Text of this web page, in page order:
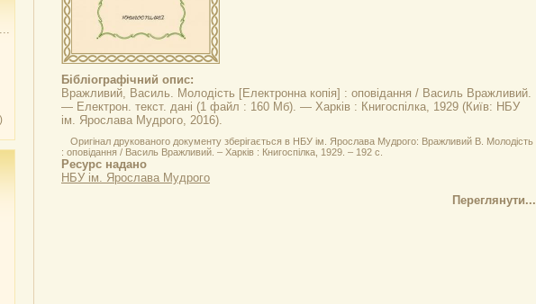
Бібліографічний опис:
Вражливий, Василь. Молодість [Електронна копія] : оповідання / Василь Вражливий.
— Електрон. текст. дані (1 файл : 160 Мб). — Харків : Книгоспілка, 1929 (Київ: НБУ
ім. Ярослава Мудрого, 2016).
Оригінал друкованого документу зберігається в НБУ ім. Ярослава Мудрого: Вражливий В. Молодість
: оповідання / Василь Вражливий. – Харків : Книгоспілка, 1929. – 192 с.
Ресурс надано
НБУ ім. Ярослава Мудрого
Переглянути...